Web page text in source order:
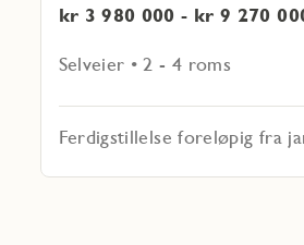
kr 3 980 000 - kr 9 270
Selveier • 2 - 4 roms
Ferdigstillelse foreløpig fra